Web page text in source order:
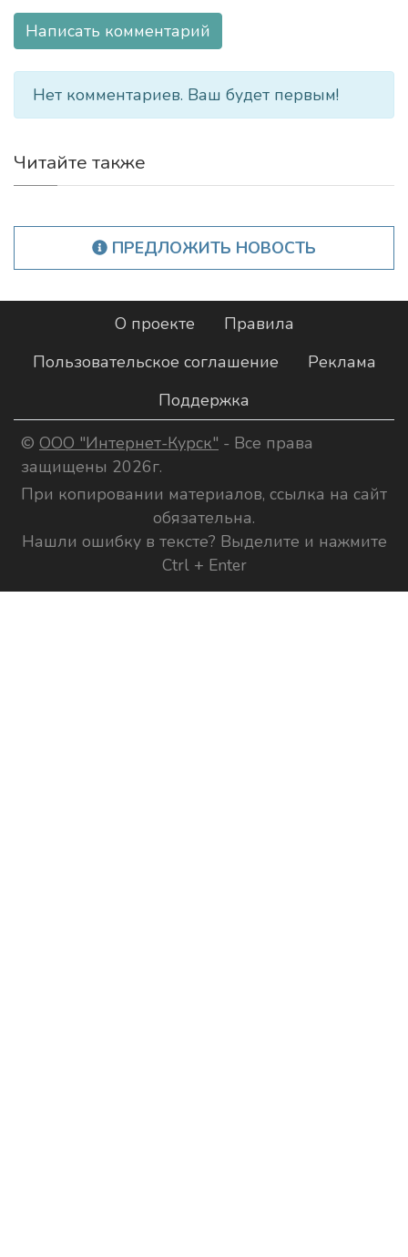
Написать комментарий
Нет комментариев. Ваш будет первым!
Читайте также
ПРЕДЛОЖИТЬ НОВОСТЬ
О проекте
Правила
Пользовательское соглашение
Реклама
Поддержка
© ООО "Интернет-Курск" - Все права
защищены 2026г.
При копировании материалов, ссылка на сайт
обязательна.
Нашли ошибку в тексте? Выделите и нажмите
Ctrl + Enter